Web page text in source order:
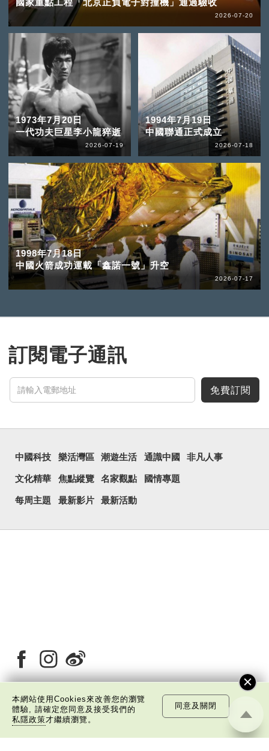
2026-07-20
1973年7月20日
一代功夫巨星李小龍猝逝
2026-07-19
1994年7月19日
中國聯通正式成立
2026-07-18
1998年7月18日
中國火箭成功運載「鑫諾一號」升空
2026-07-17
訂閱電子通訊
免費訂閱
中國科技 樂活灣區 潮遊生活 通識中國 非凡人事
文化精華 焦點縱覽 名家觀點 國情專題
每周主題 最新影片 最新活動
關於我們 版權告示 私隱政策聲明
©2026 中國文化研究院有限公司版權所有
本網站使用Cookies來改善您的瀏覽
體驗, 請確定您同意及接受我們的
私隱政策才繼續瀏覽。
同意及關閉